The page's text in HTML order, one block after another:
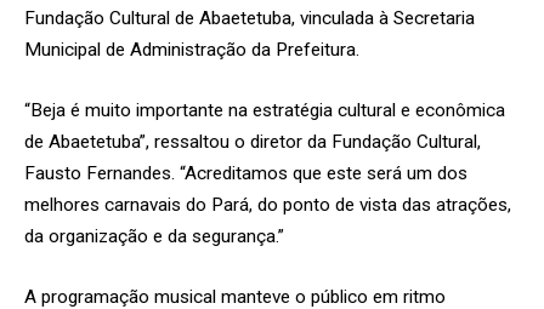
Fundação Cultural de Abaetetuba, vinculada à Secretaria
Municipal de Administração da Prefeitura.
“Beja é muito importante na estratégia cultural e econômica
de Abaetetuba”, ressaltou o diretor da Fundação Cultural,
Fausto Fernandes. “Acreditamos que este será um dos
melhores carnavais do Pará, do ponto de vista das atrações,
da organização e da segurança.”
A programação musical manteve o público em ritmo